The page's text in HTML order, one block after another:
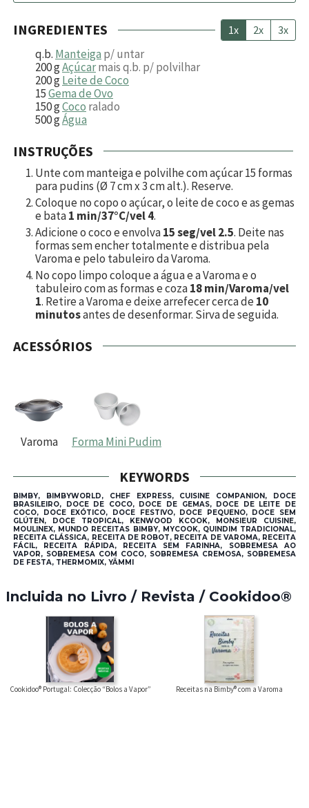
INGREDIENTES 1x 2x 3x
q.b. Manteiga p/ untar
200gAçúcarmais q.b. p/ polvilhar
200gLeite de Coco
15Gema de Ovo
150gCoco ralado
500gÁgua
INSTRUÇÕES
Unte com manteiga e polvilhe com açúcar15 formas
para pudins (Ø 7 cm x 3 cm alt.). Reserve.
Coloque no copo o açúcar, o leite de coco e as gemas
e bata1 min/37°C/vel 4.
Adicione o coco e envolva15 seg/vel 2.5. Deite nas
formas sem encher totalmente e distribua pela
Varoma e pelo tabuleiro da Varoma.
No copo limpo coloque a água e a Varoma e o
tabuleiro com as formas e coza18 min/Varoma/vel
1. Retire a Varoma e deixe arrefecer cerca de10
minutosantes de desenformar. Sirva de seguida.
ACESSÓRIOS
Varoma Forma Mini Pudim
KEYWORDS
BIMBY, BIMBYWORLD, CHEF EXPRESS, CUISINE COMPANION, DOCE
BRASILEIRO, DOCE DE COCO, DOCE DE GEMAS, DOCE DE LEITE DE
COCO, DOCE EXÓTICO, DOCE FESTIVO, DOCE PEQUENO, DOCE SEM
GLÚTEN, DOCE TROPICAL, KENWOOD KCOOK, MONSIEUR CUISINE,
MOULINEX, MUNDO RECEITAS BIMBY, MYCOOK, QUINDIM TRADICIONAL,
RECEITA CLÁSSICA, RECEITA DE ROBOT, RECEITA DE VAROMA, RECEITA
FÁCIL, RECEITA RÁPIDA, RECEITA SEM FARINHA, SOBREMESA AO
VAPOR, SOBREMESA COM COCO, SOBREMESA CREMOSA, SOBREMESA
DE FESTA, THERMOMIX, YÄMMI
Incluida no Livro / Revista / Cookidoo®
Cookidoo® Portugal: Colecção “Bolos a Vapor” Receitas na Bimby® com a Varoma